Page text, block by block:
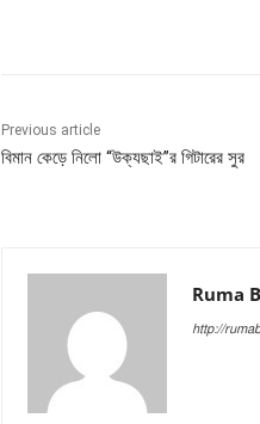
Previous article
বিমান কেড়ে নিলো “উক্যছাই”র গিটারের সুর
Ruma
http://